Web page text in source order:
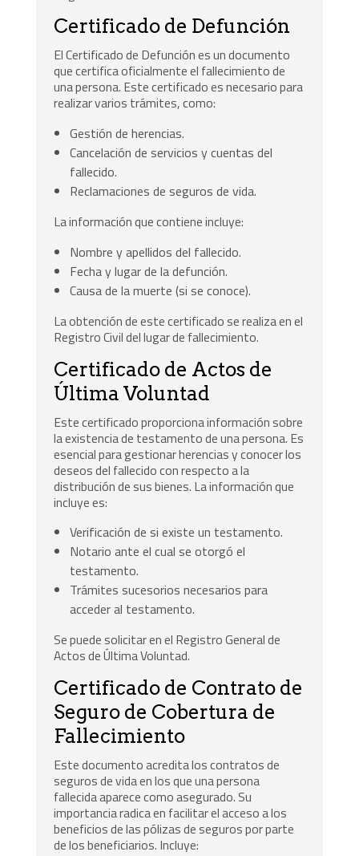
Certificado de Defunción
El Certificado de Defunción es un documento
que certifica oficialmente el fallecimiento de
una persona. Este certificado es necesario para
realizar varios trámites, como:
Gestión de herencias.
Cancelación de servicios y cuentas del
fallecido.
Reclamaciones de seguros de vida.
La información que contiene incluye:
Nombre y apellidos del fallecido.
Fecha y lugar de la defunción.
Causa de la muerte (si se conoce).
La obtención de este certificado se realiza en el
Registro Civil del lugar de fallecimiento.
Certificado de Actos de
Última Voluntad
Este certificado proporciona información sobre
la existencia de testamento de una persona. Es
esencial para gestionar herencias y conocer los
deseos del fallecido con respecto a la
distribución de sus bienes. La información que
incluye es:
Verificación de si existe un testamento.
Notario ante el cual se otorgó el
testamento.
Trámites sucesorios necesarios para
acceder al testamento.
Se puede solicitar en el Registro General de
Actos de Última Voluntad.
Certificado de Contrato de
Seguro de Cobertura de
Fallecimiento
Este documento acredita los contratos de
seguros de vida en los que una persona
fallecida aparece como asegurado. Su
importancia radica en facilitar el acceso a los
beneficios de las pólizas de seguros por parte
de los beneficiarios. Incluye: